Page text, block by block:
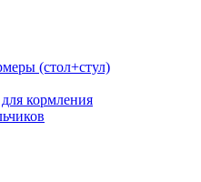
(стол+стул)
кормления